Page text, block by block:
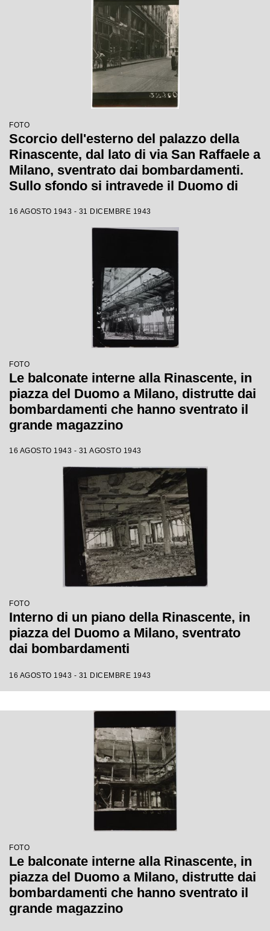
FOTO
Scorcio dell'esterno del palazzo della
Rinascente, dal lato di via San Raffaele a
Milano, sventrato dai bombardamenti.
Sullo sfondo si intravede il Duomo di
16 AGOSTO 1943 - 31 DICEMBRE 1943
FOTO
Le balconate interne alla Rinascente, in
piazza del Duomo a Milano, distrutte dai
bombardamenti che hanno sventrato il
grande magazzino
16 AGOSTO 1943 - 31 AGOSTO 1943
FOTO
Interno di un piano della Rinascente, in
piazza del Duomo a Milano, sventrato
dai bombardamenti
16 AGOSTO 1943 - 31 DICEMBRE 1943
FOTO
Le balconate interne alla Rinascente, in
piazza del Duomo a Milano, distrutte dai
bombardamenti che hanno sventrato il
grande magazzino